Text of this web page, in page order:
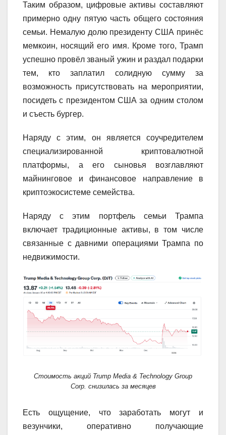
Таким образом, цифровые активы составляют
примерно одну пятую часть общего состояния
семьи. Немалую долю президенту США принёс
мемкоин, носящий его имя. Кроме того, Трамп
успешно провёл званый ужин и раздал подарки
тем, кто заплатил солидную сумму за
возможность присутствовать на мероприятии,
посидеть с президентом США за одним столом
и съесть бургер.
Наряду с этим, он является соучредителем
специализированной криптовалютной
платформы, а его сыновья возглавляют
майнинговое и финансовое направление в
криптоэкосистеме семейства.
Наряду с этим портфель семьи Трампа
включает традиционные активы, в том числе
связанные с давними операциями Трампа по
недвижимости.
Стоимость акций Trump Media & Technology Group
Corp. снизилась за месяцев
Есть ощущение, что заработать могут и
везунчики, оперативно получающие